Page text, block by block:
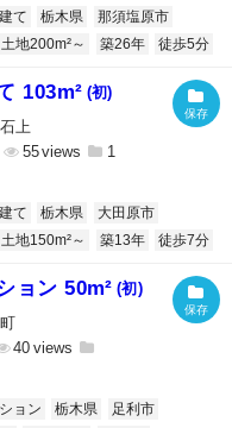
て 栃木県
那須塩原市
土地200m²～ 築26年 徒歩5分
103m² (初)
上
55 1
て 栃木県
大田原市
土地150m²～ 築13年 徒歩7分
ョン 50m² (初)
40
ョン 栃木県
足利市